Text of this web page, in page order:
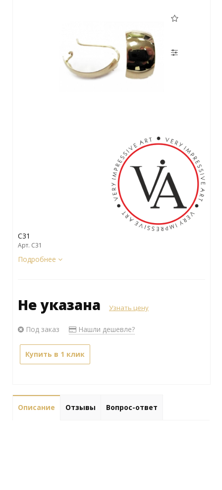
C31
Арт. С31
Подробнее
Не указана Узнать цену
Под заказ Нашли дешевле?
Купить в 1 клик
Описание Отзывы Вопрос-ответ